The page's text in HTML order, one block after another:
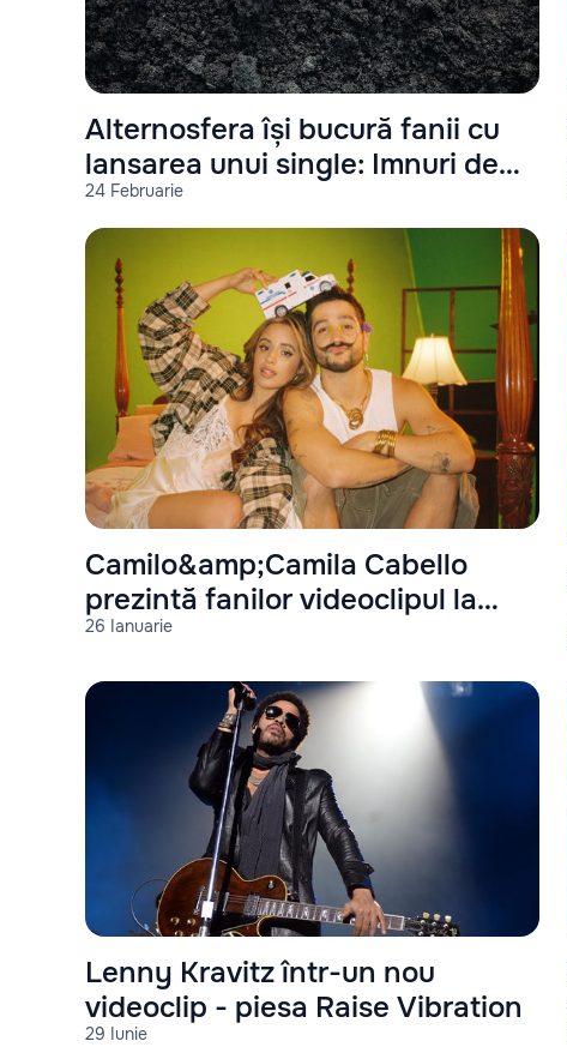
24 Februarie
Alternosfera își bucură fanii cu
lansarea unui single: Imnuri de
război
26 Ianuarie
Camilo&amp;Camila Cabello
prezintă fanilor videoclipul la
piesa: Ambulancia
29 Iunie
Lenny Kravitz într-un nou
videoclip - piesa Raise Vibration